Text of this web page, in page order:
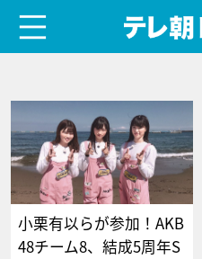
小栗有以らが参加！AKB
48チーム8、結成5周年S